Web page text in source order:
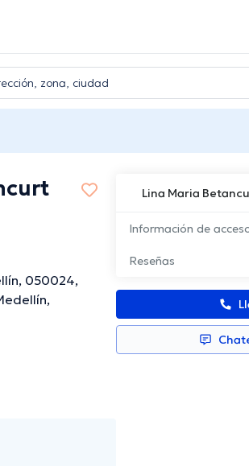
Lina Maria
Información de
Reseñas
050024,